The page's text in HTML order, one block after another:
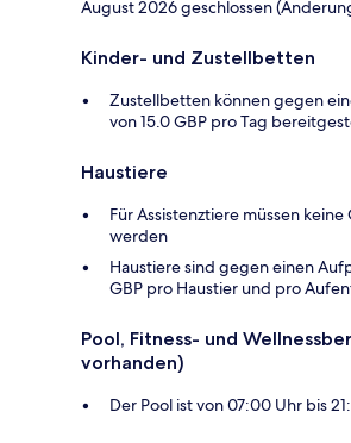
August 2026 geschlossen
Kinder- und Zustellbetten
Zustellbetten können gegen
von 15.0 GBP pro Tag
Haustiere
Für Assistenztiere müssen
werden
Haustiere sind gegen einen
GBP pro Haustier und pro
Pool, Fitness- und
vorhanden)
Der Pool ist von 07:00 Uhr bis